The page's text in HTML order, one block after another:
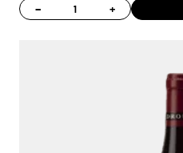
− +